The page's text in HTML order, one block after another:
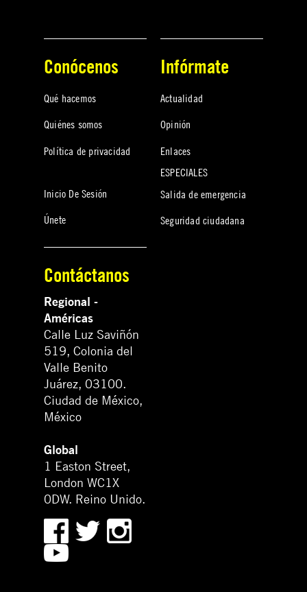
Conócenos
Qué hacemos
Quiénes somos
Política de privacidad
Inicio De Sesión
Únete
Infórmate
Actualidad
Opinión
Enlaces
ESPECIALES
Salida de emergencia
Seguridad ciudadana
Contáctanos
Regional -
Américas
Calle Luz Saviñón
519, Colonia del
Valle Benito
Juárez, 03100.
Ciudad de México,
México
Global
1 Easton Street,
London WC1X
0DW. Reino Unido.